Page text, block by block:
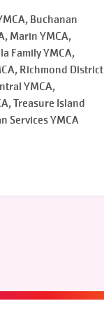
Buchanan
Marin YMCA,
Family YMCA,
Richmond District
YMCA,
Treasure Island
Services YMCA